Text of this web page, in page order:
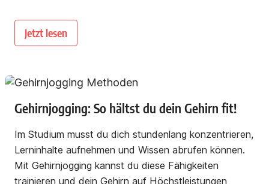
Jetzt lesen
Gehirnjogging: So hältst du dein Gehirn fit!
Im Studium musst du dich stundenlang konzentrieren,
Lerninhalte aufnehmen und Wissen abrufen können.
Mit Gehirnjogging kannst du diese Fähigkeiten
trainieren und dein Gehirn auf Höchstleistungen